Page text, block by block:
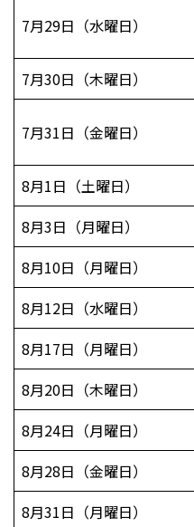
7月29日（水曜日）
7月30日（木曜日）
7月31日（金曜日）
8月1日（土曜日）
8月3日（月曜日）
8月10日（月曜日）
8月12日（水曜日）
8月17日（月曜日）
8月20日（木曜日）
8月24日（月曜日）
8月28日（金曜日）
8月31日（月曜日）